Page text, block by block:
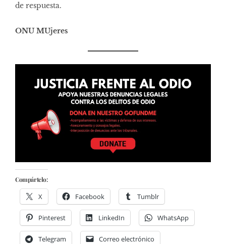
de respuesta.
ONU MUjeres
Compártelo:
X Facebook Tumblr
Pinterest LinkedIn WhatsApp
Telegram Correo electrónico